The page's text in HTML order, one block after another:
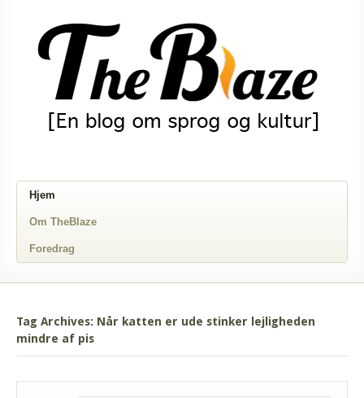
Hjem
Om TheBlaze
Foredrag
Tag Archives: Når katten er ude stinker lejligheden
mindre af pis